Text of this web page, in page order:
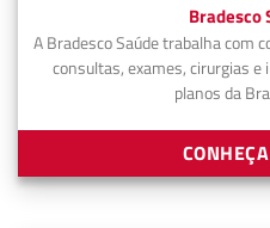
Bradesco
A Bradesco Saúde trabalha com
consultas, exames, cirurgias
planos da